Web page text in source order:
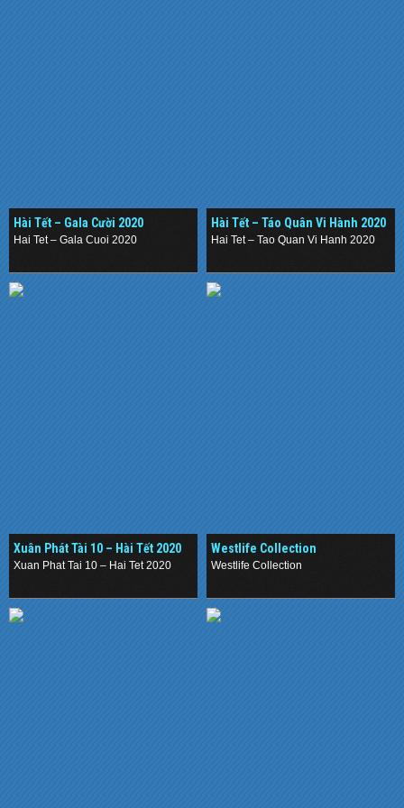
Hài Tết – Gala Cười 2020
Hai Tet – Gala Cuoi 2020
Hài Tết – Táo Quân Vi Hành 2020
Hai Tet – Tao Quan Vi Hanh 2020
Xuân Phát Tài 10 – Hài Tết 2020
Xuan Phat Tai 10 – Hai Tet 2020
Westlife Collection
Westlife Collection